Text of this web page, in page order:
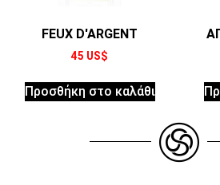
FEUX D'ARGENT
45 US$
Προσθήκη στο καλάθι